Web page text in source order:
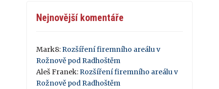
Nejnovější komentáře
Mark8: Rozšíření firemního areálu v
Rožnově pod Radhoštěm
Aleš Franek: Rozšíření firemního areálu v
Rožnově pod Radhoštěm